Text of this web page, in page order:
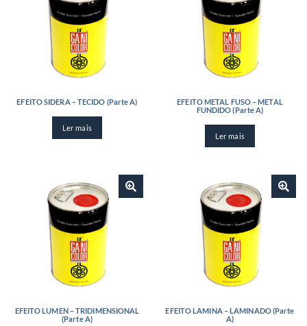
EFEITO SIDERA – TECIDO (Parte A)
Ler mais
EFEITO METAL FUSO – METAL
FUNDIDO (Parte A)
Ler mais
EFEITO LUMEN – TRIDIMENSIONAL
(Parte A)
EFEITO LAMINA – LAMINADO (Parte
A)